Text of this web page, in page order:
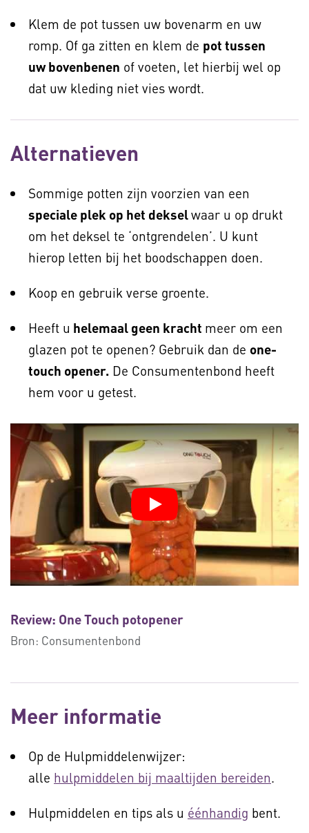
Klem de pot tussen uw bovenarm en uw
romp. Of ga zitten en klem de pot tussen
uw bovenbenen of voeten, let hierbij wel op
dat uw kleding niet vies wordt.
Alternatieven
Sommige potten zijn voorzien van een
speciale plek op het dekselwaar u op drukt
om het deksel te ‘ontgrendelen’. U kunt
hierop letten bij het boodschappen doen.
Koop en gebruik verse groente.
Heeft u helemaal geen kracht meer om een
glazen pot te openen? Gebruik dan de one-
touch opener. De Consumentenbond heeft
hem voor u getest.
Review: One Touch potopener
Bron: Consumentenbond
Meer informatie
Op de Hulpmiddelenwijzer:
alle hulpmiddelen bij maaltijden bereiden.
Hulpmiddelen en tips als u éénhandig bent.